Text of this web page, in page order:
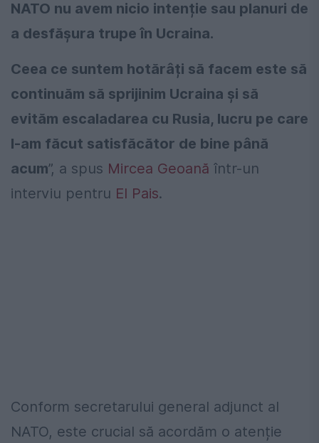
NATO nu avem nicio intenție sau planuri de
a desfășura trupe în Ucraina.
Ceea ce suntem hotărâți să facem este să
continuăm să sprijinim Ucraina și să
evităm escaladarea cu Rusia, lucru pe care
l-am făcut satisfăcător de bine până
acum”, a spus Mircea Geoană într-un
interviu pentru El Pais.
Conform secretarului general adjunct al
NATO, este crucial să acordăm o atenție